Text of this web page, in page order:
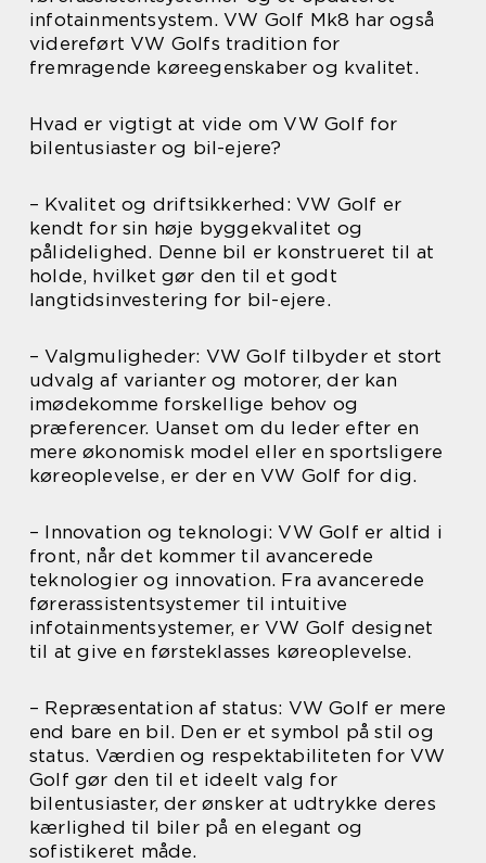
infotainmentsystem. VW Golf Mk8 har også
videreført VW Golfs tradition for
fremragende køreegenskaber og kvalitet.
Hvad er vigtigt at vide om VW Golf for
bilentusiaster og bil-ejere?
– Kvalitet og driftsikkerhed: VW Golf er
kendt for sin høje byggekvalitet og
pålidelighed. Denne bil er konstrueret til at
holde, hvilket gør den til et godt
langtidsinvestering for bil-ejere.
– Valgmuligheder: VW Golf tilbyder et stort
udvalg af varianter og motorer, der kan
imødekomme forskellige behov og
præferencer. Uanset om du leder efter en
mere økonomisk model eller en sportsligere
køreoplevelse, er der en VW Golf for dig.
– Innovation og teknologi: VW Golf er altid i
front, når det kommer til avancerede
teknologier og innovation. Fra avancerede
førerassistentsystemer til intuitive
infotainmentsystemer, er VW Golf designet
til at give en førsteklasses køreoplevelse.
– Repræsentation af status: VW Golf er mere
end bare en bil. Den er et symbol på stil og
status. Værdien og respektabiliteten for VW
Golf gør den til et ideelt valg for
bilentusiaster, der ønsker at udtrykke deres
kærlighed til biler på en elegant og
sofistikeret måde.